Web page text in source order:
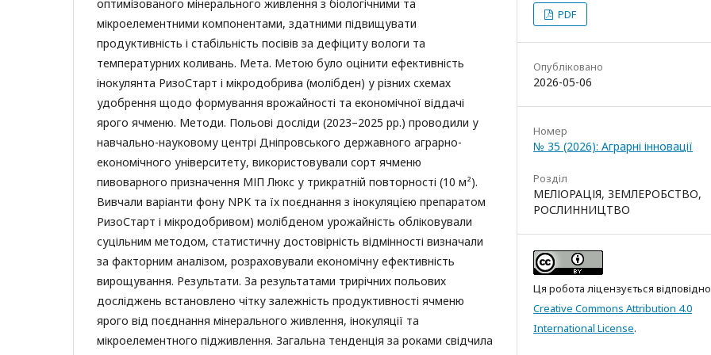
оптимізованого мінерального живлення з біологічними та
мікроелементними компонентами, здатними підвищувати
продуктивність і стабільність посівів за дефіциту вологи та
температурних коливань. Мета. Метою було оцінити ефективність
інокулянта РизоСтарт і мікродобрива (молібден) у різних схемах
удобрення щодо формування врожайності та економічної віддачі
ярого ячменю. Методи. Польові досліди (2023–2025 рр.) проводили у
навчально-науковому центрі Дніпровського державного аграрно-
економічного університету, використовували сорт ячменю
пивоварного призначення МІП Люкс у трикратній повторності (10 м²).
Вивчали варіанти фону NPK та їх поєднання з інокуляцією препаратом
РизоСтарт і мікродобривом) молібденом урожайність обліковували
суцільним методом, статистичну достовірність відмінності визначали
за факторним аналізом, розраховували економічну ефективність
вирощування. Результати. За результатами трирічних польових
досліджень встановлено чітку залежність продуктивності ячменю
ярого від поєднання мінерального живлення, інокуляції та
мікроелементного підживлення. Загальна тенденція за роками свідчила
PDF
Опубліковано
2026-05-06
Номер
№ 35 (2026): Аграрні інновації
Розділ
МЕЛІОРАЦІЯ, ЗЕМЛЕРОБСТВО,
РОСЛИННИЦТВО
Ця робота ліцензується
Creative Commons Attribution 4.0
International License.